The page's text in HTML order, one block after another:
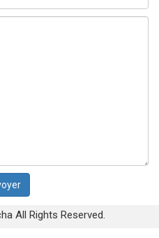
All Rights Reserved.